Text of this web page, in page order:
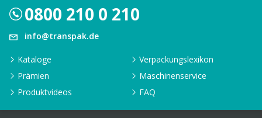
0800 210 0 210
info@transpak.de
Kataloge
Verpackungslexikon
Prämien
Maschinenservice
Produktvideos
FAQ